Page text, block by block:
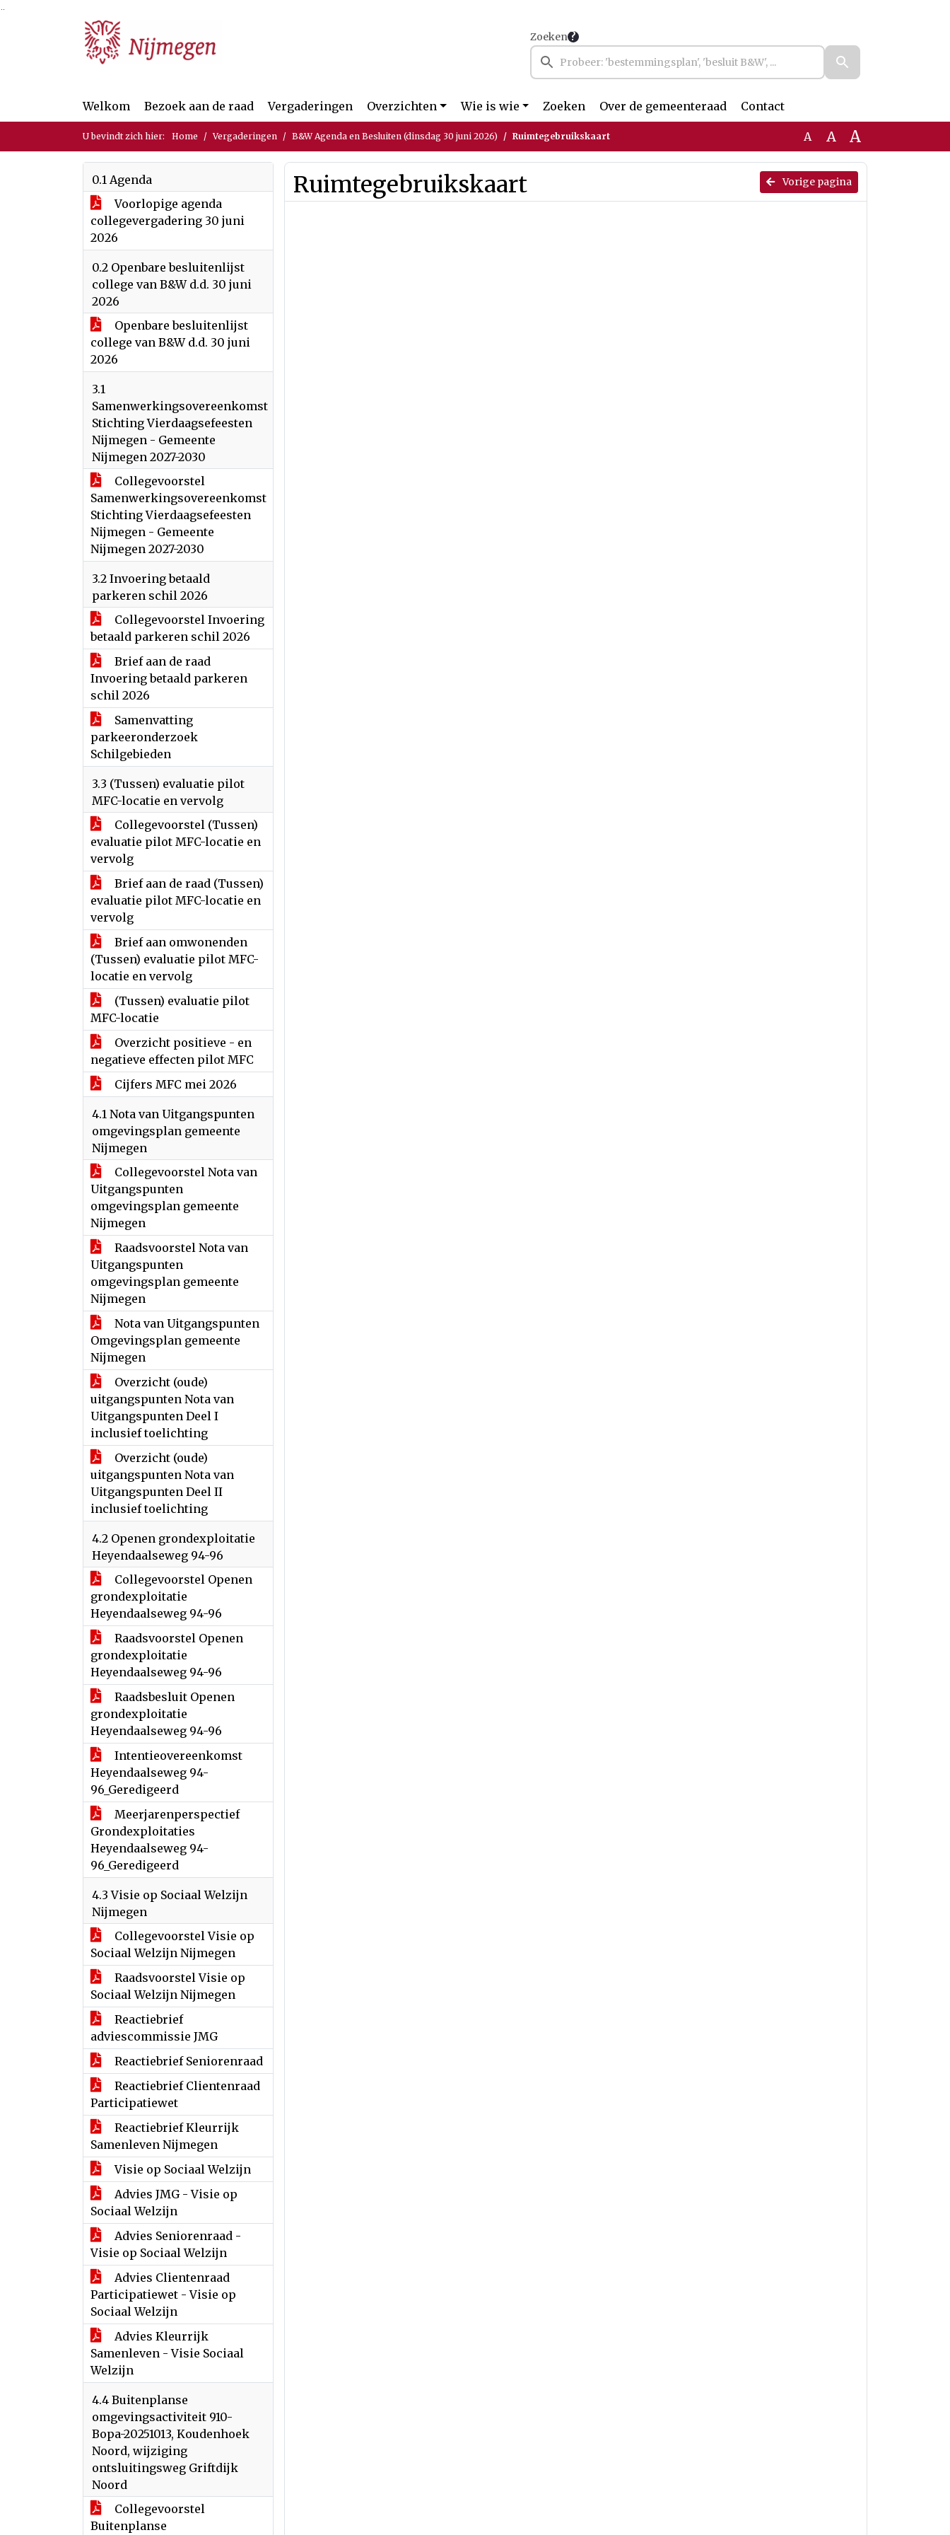
Ga naar de inhoud van deze pagina
Ga naar het zoeken
Ga naar het menu
Zoeken
Welkom Bezoek aan de raad Vergaderingen Overzichten Wie is wie Zoeken Over de gemeenteraad Contact
U bevindt zich hier: Home Vergaderingen B&W Agenda en Besluiten (dinsdag 30 juni 2026) Ruimtegebruikskaart A A A
0.1 Agenda
Voorlopige agenda
collegevergadering 30 juni
2026
0.2 Openbare besluitenlijst
college van B&W d.d. 30 juni
2026
Openbare besluitenlijst
college van B&W d.d. 30 juni
2026
3.1
Samenwerkingsovereenkomst
Stichting Vierdaagsefeesten
Nijmegen - Gemeente
Nijmegen 2027-2030
Collegevoorstel
Samenwerkingsovereenkomst
Stichting Vierdaagsefeesten
Nijmegen - Gemeente
Nijmegen 2027-2030
3.2 Invoering betaald
parkeren schil 2026
Collegevoorstel Invoering
betaald parkeren schil 2026
Brief aan de raad
Invoering betaald parkeren
schil 2026
Samenvatting
parkeeronderzoek
Schilgebieden
3.3 (Tussen) evaluatie pilot
MFC-locatie en vervolg
Collegevoorstel (Tussen)
evaluatie pilot MFC-locatie en
vervolg
Brief aan de raad (Tussen)
evaluatie pilot MFC-locatie en
vervolg
Brief aan omwonenden
(Tussen) evaluatie pilot MFC-
locatie en vervolg
(Tussen) evaluatie pilot
MFC-locatie
Overzicht positieve - en
negatieve effecten pilot MFC
Cijfers MFC mei 2026
4.1 Nota van Uitgangspunten
omgevingsplan gemeente
Nijmegen
Collegevoorstel Nota van
Uitgangspunten
omgevingsplan gemeente
Nijmegen
Raadsvoorstel Nota van
Uitgangspunten
omgevingsplan gemeente
Nijmegen
Nota van Uitgangspunten
Omgevingsplan gemeente
Nijmegen
Overzicht (oude)
uitgangspunten Nota van
Uitgangspunten Deel I
inclusief toelichting
Overzicht (oude)
uitgangspunten Nota van
Uitgangspunten Deel II
inclusief toelichting
4.2 Openen grondexploitatie
Heyendaalseweg 94-96
Collegevoorstel Openen
grondexploitatie
Heyendaalseweg 94-96
Raadsvoorstel Openen
grondexploitatie
Heyendaalseweg 94-96
Raadsbesluit Openen
grondexploitatie
Heyendaalseweg 94-96
Intentieovereenkomst
Heyendaalseweg 94-
96_Geredigeerd
Meerjarenperspectief
Grondexploitaties
Heyendaalseweg 94-
96_Geredigeerd
4.3 Visie op Sociaal Welzijn
Nijmegen
Collegevoorstel Visie op
Sociaal Welzijn Nijmegen
Raadsvoorstel Visie op
Sociaal Welzijn Nijmegen
Reactiebrief
adviescommissie JMG
Reactiebrief Seniorenraad
Reactiebrief Clientenraad
Participatiewet
Reactiebrief Kleurrijk
Samenleven Nijmegen
Visie op Sociaal Welzijn
Advies JMG - Visie op
Sociaal Welzijn
Advies Seniorenraad -
Visie op Sociaal Welzijn
Advies Clientenraad
Participatiewet - Visie op
Sociaal Welzijn
Advies Kleurrijk
Samenleven - Visie Sociaal
Welzijn
4.4 Buitenplanse
omgevingsactiviteit 910-
Bopa-20251013, Koudenhoek
Noord, wijziging
ontsluitingsweg Griftdijk
Noord
Collegevoorstel
Buitenplanse
Vorige pagina
Ruimtegebruikskaart